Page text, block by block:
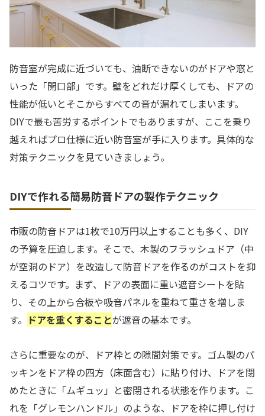
防音室が完成に近づいても、油断できないのがドアや窓と
いった「開口部」です。壁をどれだけ厚くしても、ドアの
性能が低いとそこからすべての音が漏れてしまいます。
DIYで最も苦労するポイントでもありますが、ここを乗り
越えればプロ仕様に近い防音室が手に入ります。具体的な
対策テクニックを見ていきましょう。
DIYで作れる簡易防音ドアの製作テクニック
市販の防音ドアは1枚で10万円以上することも多く、DIY
の予算を圧迫します。そこで、木製のフラッシュドア（中
が空洞のドア）を改造して防音ドアを作るのがコストを抑
えるコツです。まず、ドアの表面に重い遮音シートを貼
り、その上から合板や吸音パネルを重ねて重さを増しま
す。 ドアを重くすることが遮音の基本です。
さらに重要なのが、ドア枠との隙間対策です。ゴム製のパ
ッキンをドア枠の四方（床面含む）に貼り付け、ドアを閉
めたときに「ムギュッ」と密閉される状態を作ります。こ
れを「グレモンハンドル」のような、ドアを枠に押し付け